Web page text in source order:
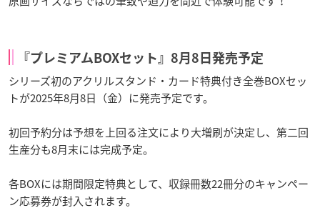
『プレミアムBOXセット』8月8日発売予定
シリーズ初のアクリルスタンド・カード特典付き全巻BOXセッ
トが2025年8月8日（金）に発売予定です。
初回予約分は予想を上回る注文により大増刷が決定し、第二回
生産分も8月末には完成予定。
各BOXには期間限定特典として、収録冊数22冊分のキャンペー
ン応募券が封入されます。